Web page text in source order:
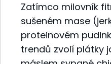
Zatímco milovník
sušeném mase
proteinovém
trendů zvolí plátky